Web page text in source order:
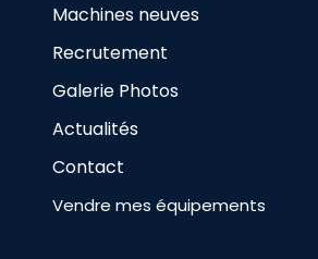
Machines neuves
Recrutement
Galerie Photos
Actualités
Contact
Vendre mes équipements